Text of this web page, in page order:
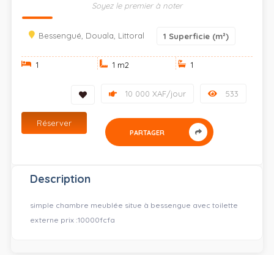
Soyez le premier à noter
Bessengué, Douala, Littoral 1 Superficie (m²)
1 1 m2 1
533
10 000 XAF/jour
Réserver
PARTAGER
Description
simple chambre meublée situe à bessengue avec toilette
externe prix :10000fcfa